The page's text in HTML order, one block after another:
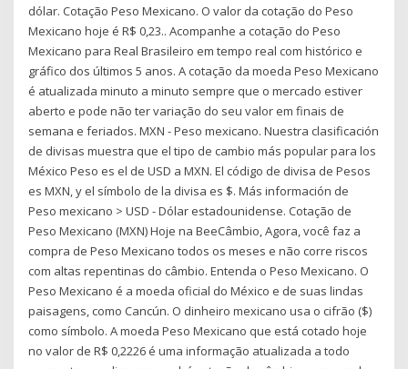
dólar. Cotação Peso Mexicano. O valor da cotação do Peso
Mexicano hoje é R$ 0,23.. Acompanhe a cotação do Peso
Mexicano para Real Brasileiro em tempo real com histórico e
gráfico dos últimos 5 anos. A cotação da moeda Peso Mexicano
é atualizada minuto a minuto sempre que o mercado estiver
aberto e pode não ter variação do seu valor em finais de
semana e feriados. MXN - Peso mexicano. Nuestra clasificación
de divisas muestra que el tipo de cambio más popular para los
México Peso es el de USD a MXN. El código de divisa de Pesos
es MXN, y el símbolo de la divisa es $. Más información de
Peso mexicano > USD - Dólar estadounidense. Cotação de
Peso Mexicano (MXN) Hoje na BeeCâmbio, Agora, você faz a
compra de Peso Mexicano todos os meses e não corre riscos
com altas repentinas do câmbio. Entenda o Peso Mexicano. O
Peso Mexicano é a moeda oficial do México e de suas lindas
paisagens, como Cancún. O dinheiro mexicano usa o cifrão ($)
como símbolo. A moeda Peso Mexicano que está cotado hoje
no valor de R$ 0,2226 é uma informação atualizada a todo